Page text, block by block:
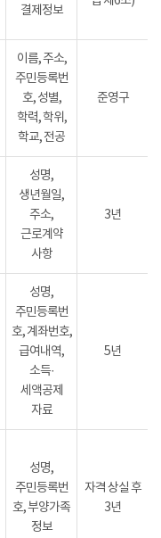
결제정보
이름, 주소,
주민등록번
호, 성별,
학력, 학위,
학교, 전공
준영구
성명,
생년월일,
주소,
근로계약
사항
3년
성명,
주민등록번
호, 계좌번호,
급여내역,
소득·
세액공제
자료
5년
성명,
주민등록번
호, 부양가족
정보
자격 상실 후
3년